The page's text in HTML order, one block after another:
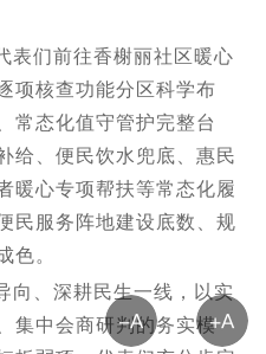
表们前往香榭丽社区暖心
项核查功能分区科学布
常态化值守管护完整台
给、便民饮水兜底、惠民
暖心专项帮扶等常态化履
民服务阵地建设底数、规
色。
向、深耕民生一线，以实
集中会商研判的务实模